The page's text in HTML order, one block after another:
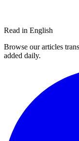
Read in English
Browse our articles
added daily.